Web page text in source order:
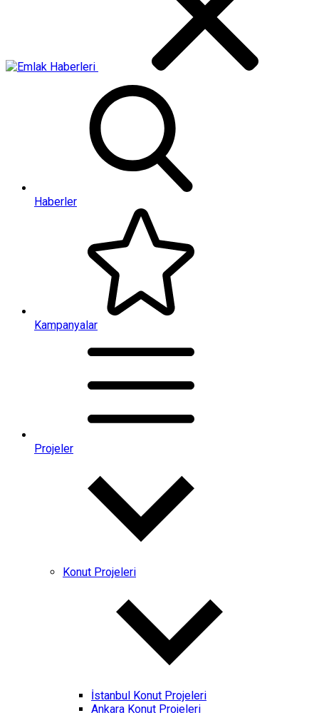
Haberler
Kampanyalar
Projeler
Konut Projeleri
İstanbul Konut Projeleri
Ankara Konut Projeleri